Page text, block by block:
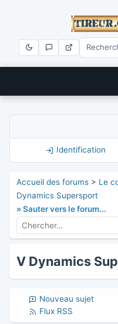
Identification
» Sauter vers le forum...
Accueil des forums > Le
Dynamics Supersport
V Dynamics
Nouveau sujet
Flux RSS